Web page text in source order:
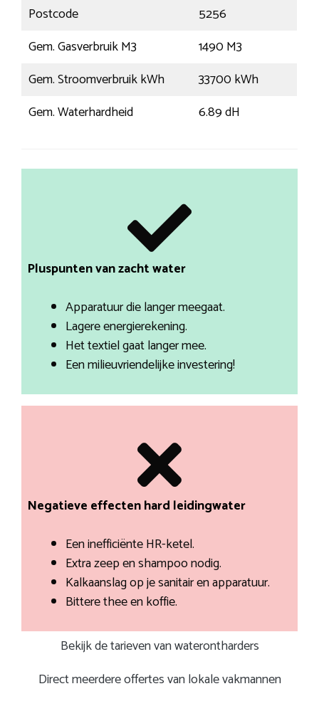
Postcode
5256
Gem. Gasverbruik M3
1490 M3
Gem. Stroomverbruik kWh
33700 kWh
Gem. Waterhardheid
6.89 dH
Pluspunten van zacht water
Apparatuur die langer meegaat.
Lagere energierekening.
Het textiel gaat langer mee.
Een milieuvriendelijke investering!
Negatieve effecten hard leidingwater
Een inefficiënte HR-ketel.
Extra zeep en shampoo nodig.
Kalkaanslag op je sanitair en apparatuur.
Bittere thee en koffie.
Bekijk de tarieven van waterontharders
Direct meerdere offertes van lokale vakmannen